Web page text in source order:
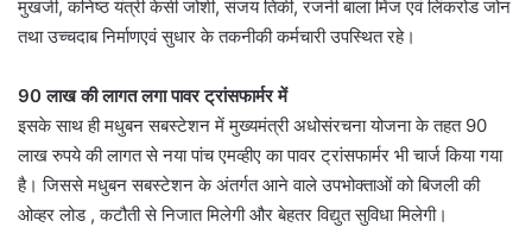
मुखर्जी, कनिष्ठ यंत्री केसी जोशी, संजय तिर्की, रजनी बाला मिंज एवं लिंकरोड जोन
तथा उच्चदाब निर्माणएवं सुधार के तकनीकी कर्मचारी उपस्थित रहे।
90 लाख की लागत लगा पावर ट्रांसफार्मर में
इसके साथ ही मधुबन सबस्टेशन में मुख्यमंत्री अधोसंरचना योजना के तहत 90
लाख रुपये की लागत से नया पांच एमव्हीए का पावर ट्रांसफार्मर भी चार्ज किया गया
है। जिससे मधुबन सबस्टेशन के अंतर्गत आने वाले उपभोक्ताओं को बिजली की
ओव्हर लोड , कटौती से निजात मिलेगी और बेहतर विद्युत सुविधा मिलेगी।